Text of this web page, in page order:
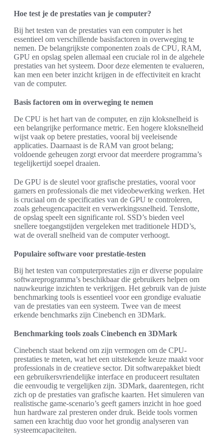
Hoe test je de prestaties van je computer?
Bij het testen van de prestaties van een computer is het
essentieel om verschillende basisfactoren in overweging te
nemen. De belangrijkste componenten zoals de CPU, RAM,
GPU en opslag spelen allemaal een cruciale rol in de algehele
prestaties van het systeem. Door deze elementen te evalueren,
kan men een beter inzicht krijgen in de effectiviteit en kracht
van de computer.
Basis factoren om in overweging te nemen
De CPU is het hart van de computer, en zijn kloksnelheid is
een belangrijke performance metric. Een hogere kloksnelheid
wijst vaak op betere prestaties, vooral bij veeleisende
applicaties. Daarnaast is de RAM van groot belang;
voldoende geheugen zorgt ervoor dat meerdere programma’s
tegelijkertijd soepel draaien.
De GPU is de sleutel voor grafische prestaties, vooral voor
gamers en professionals die met videobewerking werken. Het
is cruciaal om de specificaties van de GPU te controleren,
zoals geheugencapaciteit en verwerkingssnelheid. Tenslotte,
de opslag speelt een significante rol. SSD’s bieden veel
snellere toegangstijden vergeleken met traditionele HDD’s,
wat de overall snelheid van de computer verhoogt.
Populaire software voor prestatie-testen
Bij het testen van computerprestaties zijn er diverse populaire
softwareprogramma’s beschikbaar die gebruikers helpen om
nauwkeurige inzichten te verkrijgen. Het gebruik van de juiste
benchmarking tools is essentieel voor een grondige evaluatie
van de prestaties van een systeem. Twee van de meest
erkende benchmarks zijn Cinebench en 3DMark.
Benchmarking tools zoals Cinebench en 3DMark
Cinebench staat bekend om zijn vermogen om de CPU-
prestaties te meten, wat het een uitstekende keuze maakt voor
professionals in de creatieve sector. Dit softwarepakket biedt
een gebruikersvriendelijke interface en produceert resultaten
die eenvoudig te vergelijken zijn. 3DMark, daarentegen, richt
zich op de prestaties van grafische kaarten. Het simuleren van
realistische game-scenario’s geeft gamers inzicht in hoe goed
hun hardware zal presteren onder druk. Beide tools vormen
samen een krachtig duo voor het grondig analyseren van
systeemcapaciteiten.